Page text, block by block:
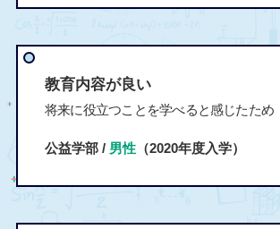
教育内容が良い
将来に役立つことを学べると感じたため
公益学部 / 男性（2020年度入学）